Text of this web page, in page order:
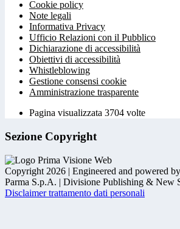
Cookie policy
Note legali
Informativa Privacy
Ufficio Relazioni con il Pubblico
Dichiarazione di accessibilità
Obiettivi di accessibilità
Whistleblowing
Gestione consensi cookie
Amministrazione trasparente
Pagina visualizzata 3704 volte
Sezione Copyright
Copyright 2026 | Engineered and powered
Parma S.p.A. | Divisione Publishing & New
Disclaimer trattamento dati personali